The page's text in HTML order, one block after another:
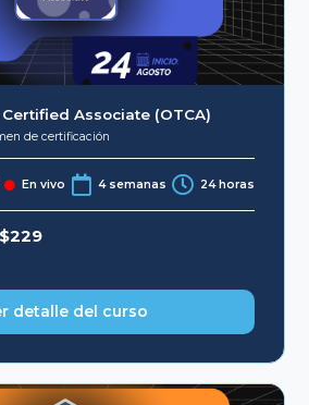
Associate (OTCA)
de certificación
En vivo 4 semanas 24 horas
229Current
price
detalle del curso